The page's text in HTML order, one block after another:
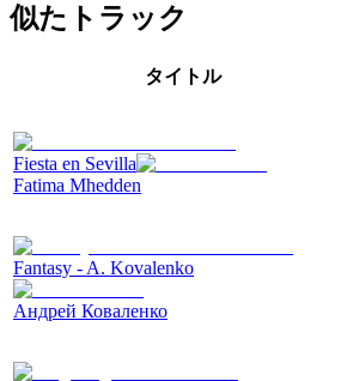
似たトラック
タイトル
Fiesta en Sevilla
Fatima Mhedden
Fantasy - A. Kovalenko
Андрей Коваленко